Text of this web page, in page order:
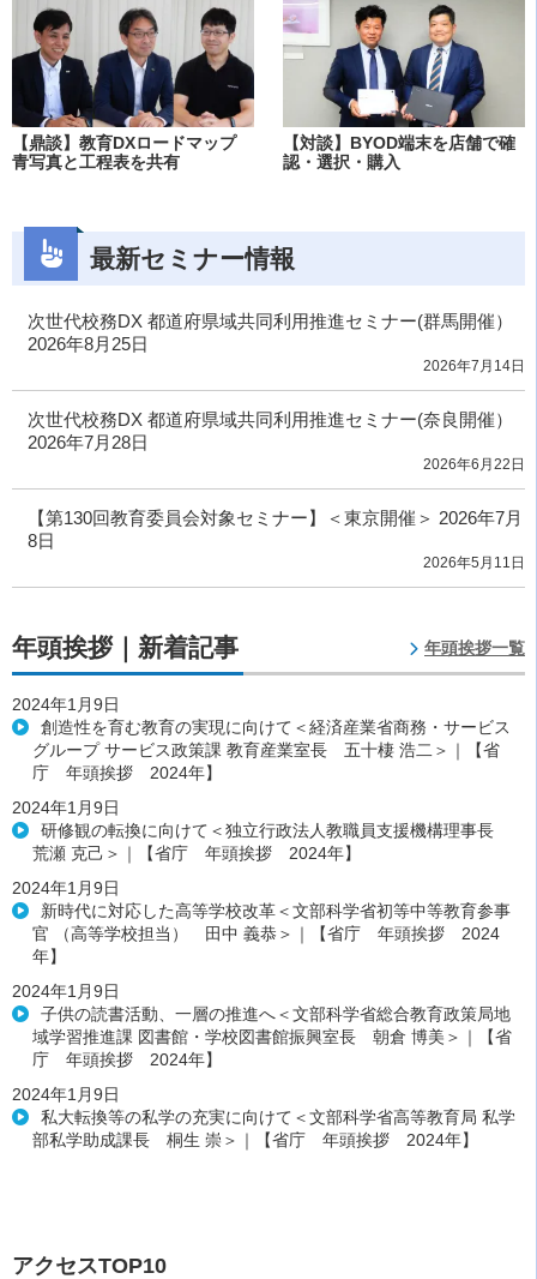
【鼎談】教育DXロードマップ
青写真と工程表を共有
【対談】BYOD端末を店舗で確
認・選択・購入
最新セミナー情報
次世代校務DX 都道府県域共同利用推進セミナー(群馬開催）
2026年8月25日
2026年7月14日
次世代校務DX 都道府県域共同利用推進セミナー(奈良開催）
2026年7月28日
2026年6月22日
【第130回教育委員会対象セミナー】＜東京開催＞ 2026年7月
8日
2026年5月11日
年頭挨拶｜新着記事 年頭挨拶一覧
2024年1月9日
創造性を育む教育の実現に向けて＜経済産業省商務・サービス
グループ サービス政策課 教育産業室長 五十棲 浩二＞｜【省
庁 年頭挨拶 2024年】
2024年1月9日
研修観の転換に向けて＜独立行政法人教職員支援機構理事長
荒瀬 克己＞｜【省庁 年頭挨拶 2024年】
2024年1月9日
新時代に対応した高等学校改革＜文部科学省初等中等教育参事
官 （高等学校担当） 田中 義恭＞｜【省庁 年頭挨拶 2024
年】
2024年1月9日
子供の読書活動、一層の推進へ＜文部科学省総合教育政策局地
域学習推進課 図書館・学校図書館振興室長 朝倉 博美＞｜【省
庁 年頭挨拶 2024年】
2024年1月9日
私大転換等の私学の充実に向けて＜文部科学省高等教育局 私学
部私学助成課長 桐生 崇＞｜【省庁 年頭挨拶 2024年】
アクセスTOP10